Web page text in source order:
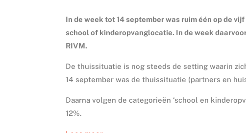
In de week tot 14 september was ruim één op de
school of kinderopvanglocatie. In de week
RIVM.
De thuissituatie is nog steeds de setting waarin
14 september was de thuissituatie (partners en
Daarna volgen de categorieën ‘school en
12%.